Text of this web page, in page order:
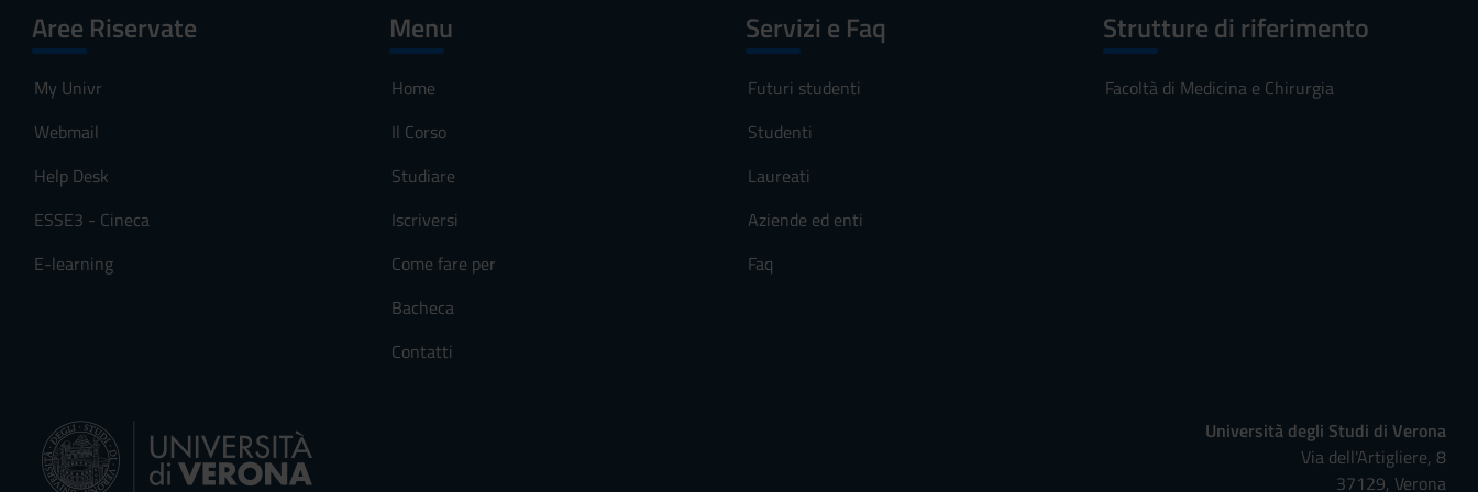
Aree Riservate
My Univr
Webmail
Help Desk
ESSE3 - Cineca
E-learning
Menu
Home
Il Corso
Studiare
Iscriversi
Come fare per
Bacheca
Contatti
Servizi e Faq
Futuri studenti
Studenti
Laureati
Aziende ed enti
Faq
Strutture di riferimento
Facoltà di Medicina e Chirurgia
Università degli Studi di Verona
Via dell'Artigliere, 8
37129, Verona